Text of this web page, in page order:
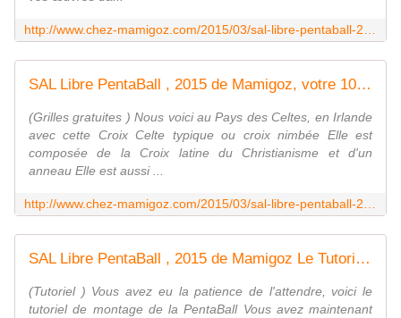
SAL Libre PentaBall , 2015 de Mamigoz, votre 10ème Penta - Chez Mamigoz
(Grilles gratuites ) Nous voici au Pays des Celtes, en Irlande
avec cette Croix Celte typique ou croix nimbée Elle est
composée de la Croix latine du Christianisme et d'un
anneau Elle est aussi ...
SAL Libre PentaBall , 2015 de Mamigoz Le Tutoriel de montage - Chez Mamigoz
(Tutoriel ) Vous avez eu la patience de l'attendre, voici le
tutoriel de montage de la PentaBall Vous avez maintenant